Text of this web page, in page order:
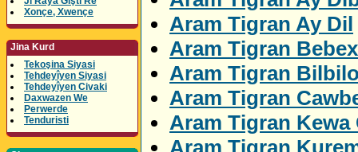
Xonçe, Xwençe
Jina Kurd
Tekoşina Siyasi
Tehdeyîyen Siyasi
Tehdeyîyen Civaki
Daxwazen We
Perwerde
Tenduristi
Aram Tigran Ay Dil
Aram Tigran
Aram Tigran
Aram Tigran
Aram Tigran Kewa
Aram Tigran